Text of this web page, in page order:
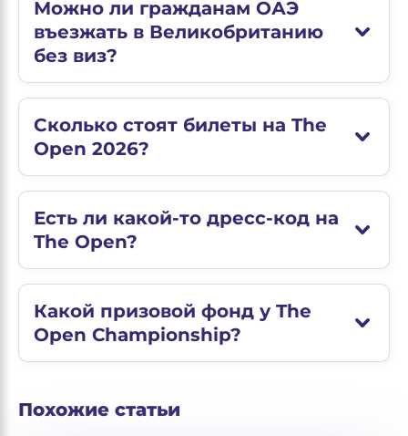
Можно ли гражданам ОАЭ
въезжать в Великобританию
без виз?
Сколько стоят билеты на The
Open 2026?
Есть ли какой-то дресс-код на
The Open?
Какой призовой фонд у The
Open Championship?
Похожие статьи